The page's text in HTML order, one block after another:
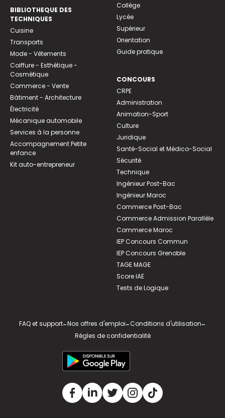
BIBLIOTHEQUE DES
TECHNIQUES
Cuisine
Transports
Mode - Vêtements
Coiffure - Esthétique -
Cosmétique
Commerce - Vente
Bâtiment - Architecture
Électricité
Mécanique automobile
Services à la personne
Accompagnement Petite
enfance
Kit auto-entrepreneur
Collège
Lycée
Supérieur
Orientation
Guide pratique
CONCOURS
CRPE
Administration
Animation-Sport
Culture
Juridique
Santé-Social et Médico-Social
Sécurité
Technique
Ingénieur Post-Bac
Ingénieur Maroc
Commerce Post-Bac
Commerce Admission Parallèle
Commerce Maroc
IEP Concours Commun
IEP Concours Grenoble
TAGE MAGE
Score IAE
Tests de Logique
FAQ et support-Nos offres d'emploi-Conditions d'utilisation-
Règles de confidentialité